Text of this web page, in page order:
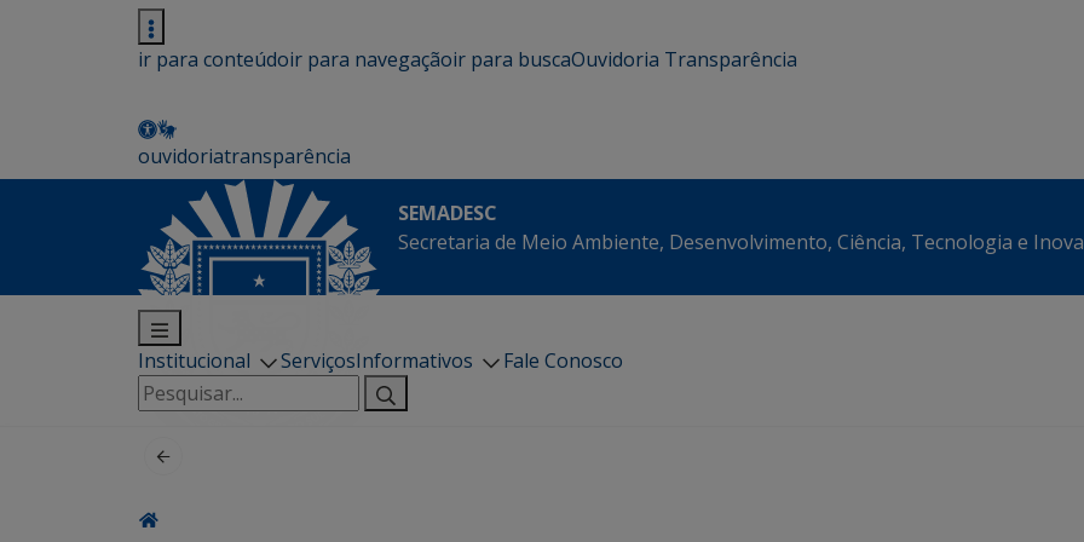
ir para conteúdoir para navegaçãoir para buscaOuvidoria Transparência
ouvidoriatransparência
SEMADESC
Secretaria de Meio Ambiente, Desenvolvimento, Ciência, Tecnologia e
Institucional ServiçosInformativos
Fale Conosco
Pesquisar
por: